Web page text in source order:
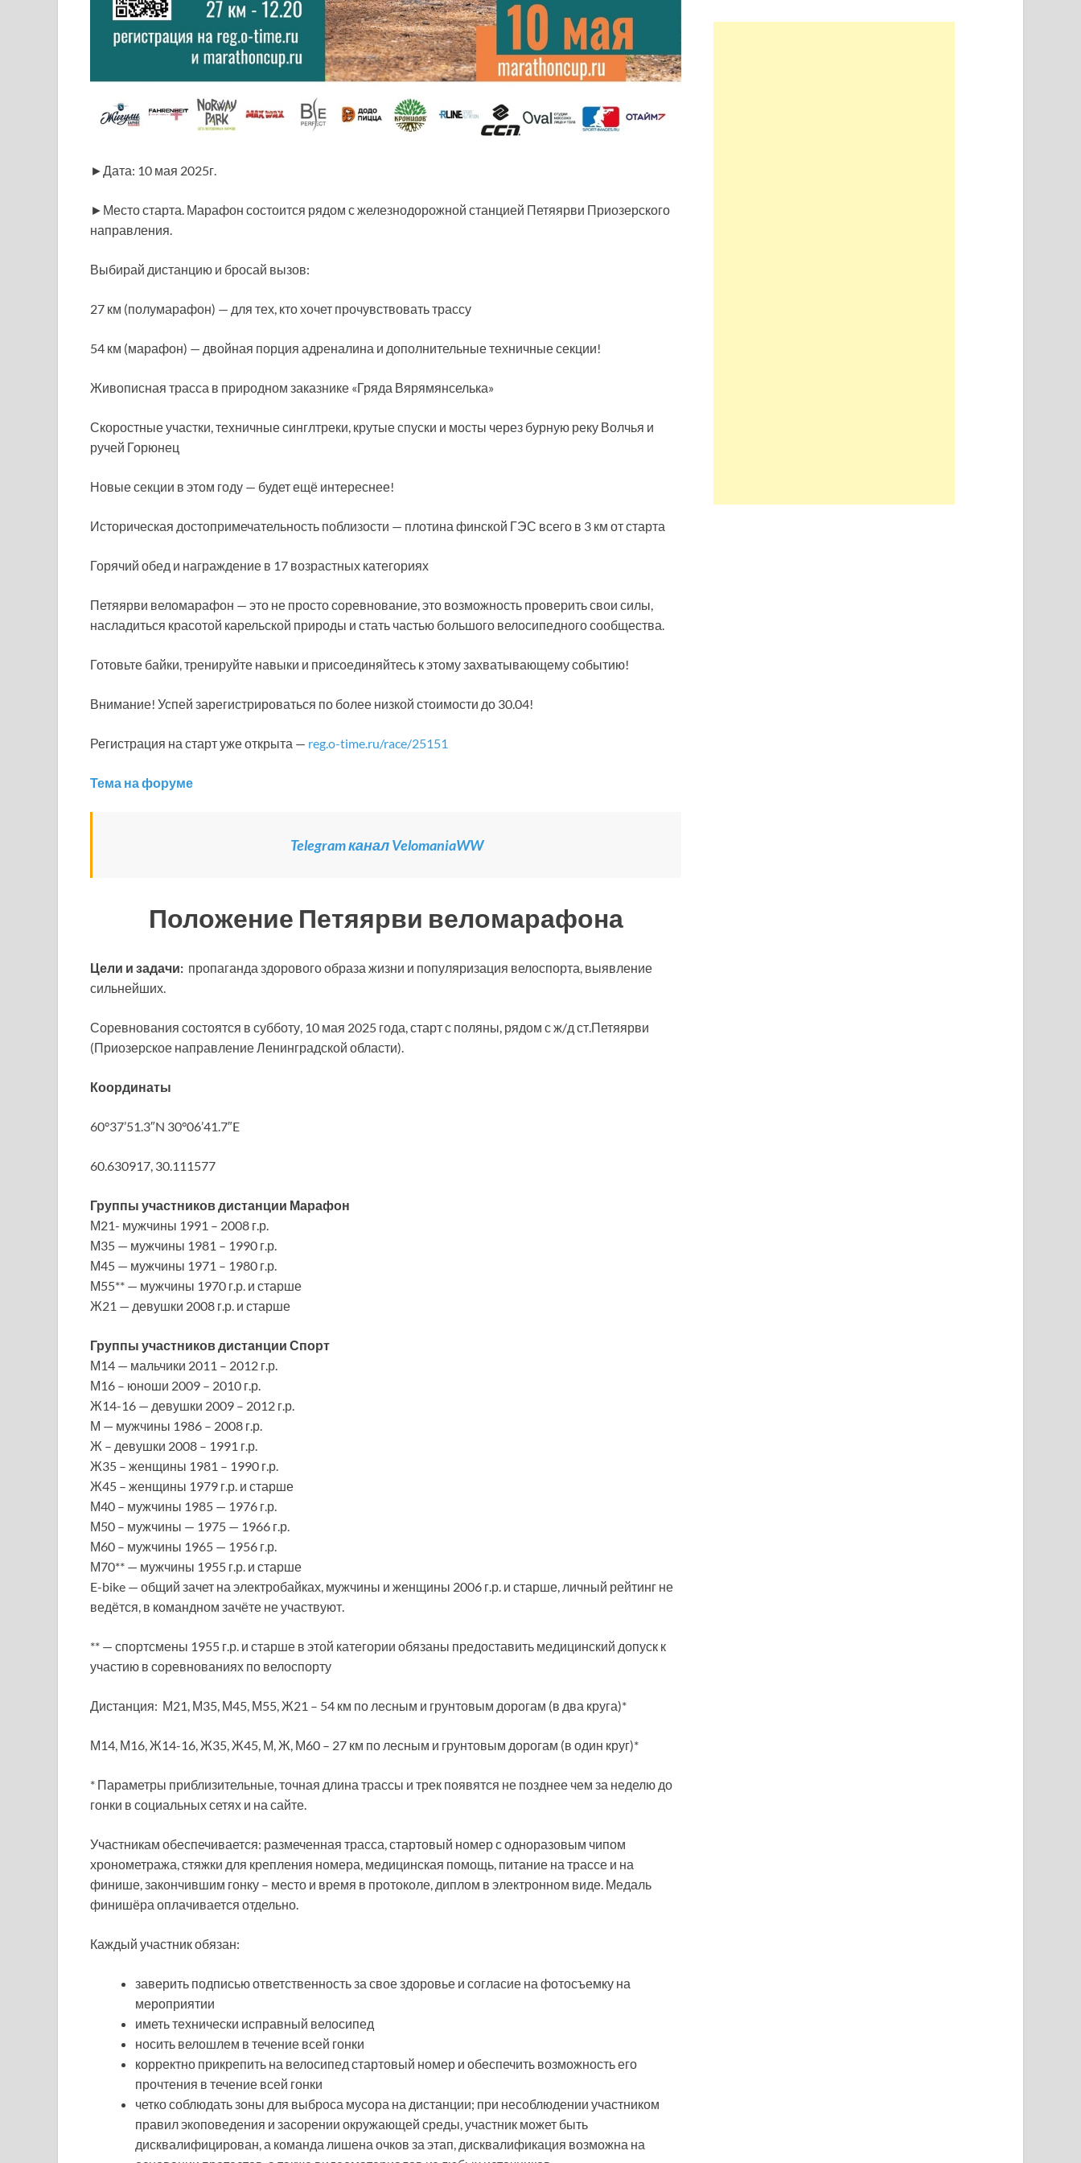
►Дата: 10 мая 2025г.
►Место старта. Марафон состоится рядом с железнодорожной станцией Петяярви Приозерского
направления.
Выбирай дистанцию и бросай вызов:
27 км (полумарафон) — для тех, кто хочет прочувствовать трассу
54 км (марафон) — двойная порция адреналина и дополнительные техничные секции!
Живописная трасса в природном заказнике «Гряда Вярямянселька»
Скоростные участки, техничные синглтреки, крутые спуски и мосты через бурную реку Волчья и
ручей Горюнец
Новые секции в этом году — будет ещё интереснее!
Историческая достопримечательность поблизости — плотина финской ГЭС всего в 3 км от старта
Горячий обед и награждение в 17 возрастных категориях
Петяярви веломарафон — это не просто соревнование, это возможность проверить свои силы,
насладиться красотой карельской природы и стать частью большого велосипедного сообщества.
Готовьте байки, тренируйте навыки и присоединяйтесь к этому захватывающему событию!
Внимание! Успей зарегистрироваться по более низкой стоимости до 30.04!
Регистрация на старт уже открыта — reg.o-time.ru/race/25151
Тема на форуме
Telegram канал VelomaniaWW
Положение Петяярви веломарафона
Цели и задачи: пропаганда здорового образа жизни и популяризация велоспорта, выявление
сильнейших.
Соревнования состоятся в субботу, 10 мая 2025 года, старт с поляны, рядом с ж/д ст.Петяярви
(Приозерское направление Ленинградской области).
Координаты
60°37’51.3″N 30°06’41.7″E
60.630917, 30.111577
Группы участников дистанции Марафон
М21- мужчины 1991 – 2008 г.р.
М35 — мужчины 1981 – 1990 г.р.
М45 — мужчины 1971 – 1980 г.р.
М55** — мужчины 1970 г.р. и старше
Ж21 — девушки 2008 г.р. и старше
Группы участников дистанции Спорт
М14 — мальчики 2011 – 2012 г.р.
М16 – юноши 2009 – 2010 г.р.
Ж14-16 — девушки 2009 – 2012 г.р.
М — мужчины 1986 – 2008 г.р.
Ж – девушки 2008 – 1991 г.р.
Ж35 – женщины 1981 – 1990 г.р.
Ж45 – женщины 1979 г.р. и старше
М40 – мужчины 1985 — 1976 г.р.
М50 – мужчины — 1975 — 1966 г.р.
М60 – мужчины 1965 — 1956 г.р.
М70** — мужчины 1955 г.р. и старше
E-bike — общий зачет на электробайках, мужчины и женщины 2006 г.р. и старше, личный рейтинг не
ведётся, в командном зачёте не участвуют.
** — спортсмены 1955 г.р. и старше в этой категории обязаны предоставить медицинский допуск к
участию в соревнованиях по велоспорту
Дистанция: М21, М35, М45, М55, Ж21 – 54 км по лесным и грунтовым дорогам (в два круга)*
М14, М16, Ж14-16, Ж35, Ж45, М, Ж, М60 – 27 км по лесным и грунтовым дорогам (в один круг)*
* Параметры приблизительные, точная длина трассы и трек появятся не позднее чем за неделю до
гонки в социальных сетях и на сайте.
Участникам обеспечивается: размеченная трасса, стартовый номер с одноразовым чипом
хронометража, стяжки для крепления номера, медицинская помощь, питание на трассе и на
финише, закончившим гонку – место и время в протоколе, диплом в электронном виде. Медаль
финишёра оплачивается отдельно.
Каждый участник обязан:
заверить подписью ответственность за свое здоровье и согласие на фотосъемку на
мероприятии
иметь технически исправный велосипед
носить велошлем в течение всей гонки
корректно прикрепить на велосипед стартовый номер и обеспечить возможность его
прочтения в течение всей гонки
четко соблюдать зоны для выброса мусора на дистанции; при несоблюдении участником
правил экоповедения и засорении окружающей среды, участник может быть
дисквалифицирован, а команда лишена очков за этап, дисквалификация возможна на